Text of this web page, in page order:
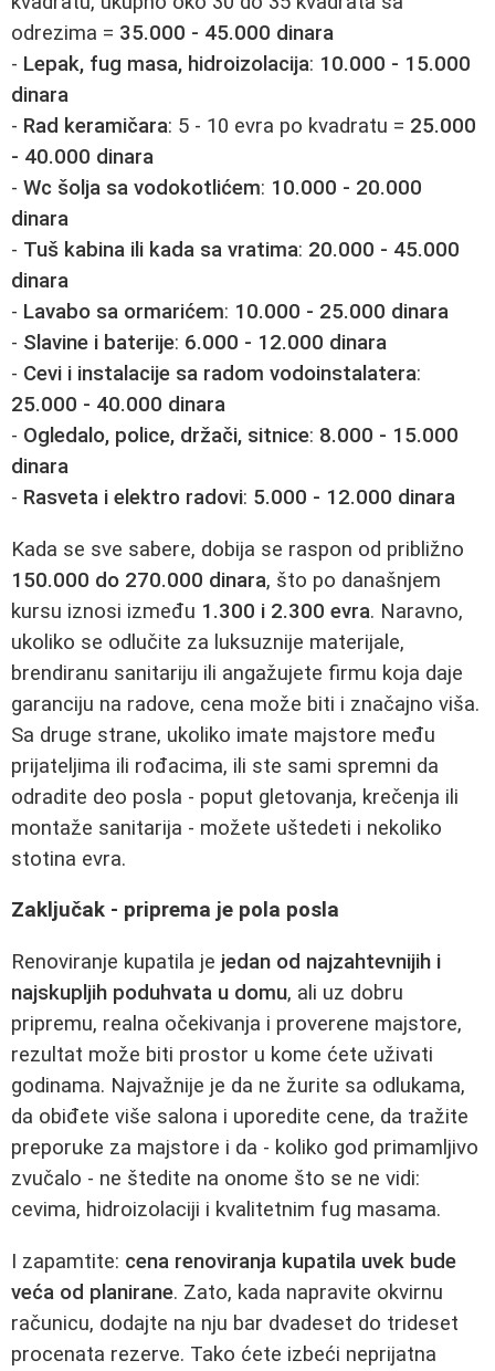
odrezima = 35.000 - 45.000 dinara
- Lepak, fug masa, hidroizolacija: 10.000 - 15.000
dinara
- Rad keramičara: 5 - 10 evra po kvadratu = 25.000
- 40.000 dinara
- Wc šolja sa vodokotlićem: 10.000 - 20.000
dinara
- Tuš kabina ili kada sa vratima: 20.000 - 45.000
dinara
- Lavabo sa ormarićem: 10.000 - 25.000 dinara
- Slavine i baterije: 6.000 - 12.000 dinara
- Cevi i instalacije sa radom vodoinstalatera:
25.000 - 40.000 dinara
- Ogledalo, police, držači, sitnice: 8.000 - 15.000
dinara
- Rasveta i elektro radovi: 5.000 - 12.000 dinara
Kada se sve sabere, dobija se raspon od približno
150.000 do 270.000 dinara, što po današnjem
kursu iznosi između 1.300 i 2.300 evra. Naravno,
ukoliko se odlučite za luksuznije materijale,
brendiranu sanitariju ili angažujete firmu koja daje
garanciju na radove, cena može biti i značajno viša.
Sa druge strane, ukoliko imate majstore među
prijateljima ili rođacima, ili ste sami spremni da
odradite deo posla - poput gletovanja, krečenja ili
montaže sanitarija - možete uštedeti i nekoliko
stotina evra.
Zaključak - priprema je pola posla
Renoviranje kupatila je jedan od najzahtevnijih i
najskupljih poduhvata u domu, ali uz dobru
pripremu, realna očekivanja i proverene majstore,
rezultat može biti prostor u kome ćete uživati
godinama. Najvažnije je da ne žurite sa odlukama,
da obiđete više salona i uporedite cene, da tražite
preporuke za majstore i da - koliko god primamljivo
zvučalo - ne štedite na onome što se ne vidi:
cevima, hidroizolaciji i kvalitetnim fug masama.
I zapamtite: cena renoviranja kupatila uvek bude
veća od planirane. Zato, kada napravite okvirnu
računicu, dodajte na nju bar dvadeset do trideset
procenata rezerve. Tako ćete izbeći neprijatna